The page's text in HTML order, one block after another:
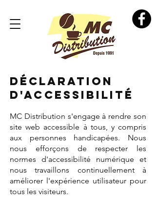
DÉCLARATION
D'ACCESSIBILITÉ
MC Distribution s'engage à rendre son
site web accessible à tous, y compris
aux personnes handicapées. Nous
nous efforçons de respecter les
normes d'accessibilité numérique et
nous travaillons continuellement à
améliorer l'expérience utilisateur pour
tous les visiteurs.